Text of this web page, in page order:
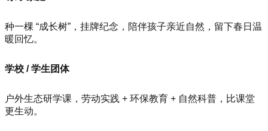
种一棵 “成长树”，挂牌纪念，陪伴孩子亲近自然，留下春日温
暖回忆。
学校 / 学生团体
户外生态研学课，劳动实践 + 环保教育 + 自然科普，比课堂
更生动。